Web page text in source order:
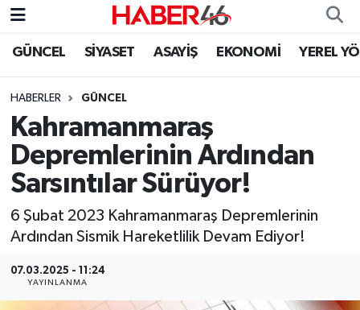
GÜNCEL SİYASET ASAYİŞ EKONOMİ YEREL
HABERLER GÜNCEL
Kahramanmaraş
Depremlerinin Ardından
Sarsıntılar Sürüyor!
6 Şubat 2023 Kahramanmaraş Depremlerinin
Ardından Sismik Hareketlilik Devam Ediyor!
07.03.2025 - 11:24
YAYINLANMA
GÜNCEL
SİYASET
SPOR
YAŞAM
TEKNOLOJİ
Nöbetçi Eczaneler
Hava Durumu
Kahramanmaraş Namaz Vakitleri
Trafik Durumu
Süper Lig Puan Durumu ve Fikstür
Tüm Manşetler
Son Dakika Haberleri